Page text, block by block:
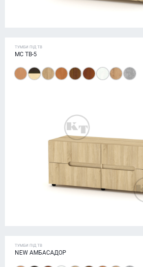
ТУМБИ ПІД ТВ
МС ТВ-5
ТУМБИ ПІД ТВ
NEW АМБАСАДОР